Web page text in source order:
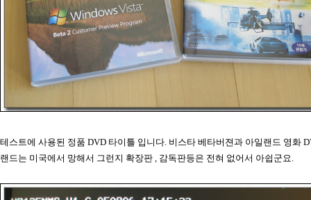
테스트에 사용된 정품 DVD 타이틀 입니다. 비스타 베타버젼과 아일랜드 영화
랜드는 미국에서 망해서 그런지 확장판 , 감독판등은 전혀 없어서 아쉽군요.